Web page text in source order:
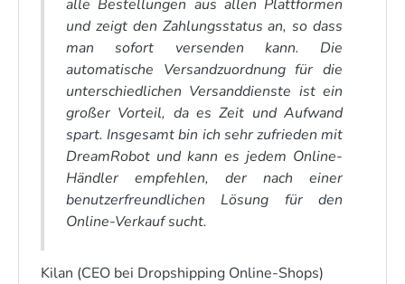
alle Bestellungen aus allen Plattformen
und zeigt den Zahlungsstatus an, so dass
man sofort versenden kann. Die
automatische Versandzuordnung für die
unterschiedlichen Versanddienste ist ein
großer Vorteil, da es Zeit und Aufwand
spart. Insgesamt bin ich sehr zufrieden mit
DreamRobot und kann es jedem Online-
Händler empfehlen, der nach einer
benutzerfreundlichen Lösung für den
Online-Verkauf sucht.
Kilan (CEO bei Dropshipping Online-Shops)